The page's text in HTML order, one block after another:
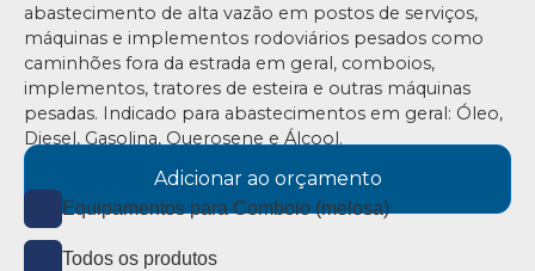
abastecimento de alta vazão em postos de serviços,
máquinas e implementos rodoviários pesados como
caminhões fora da estrada em geral, comboios,
implementos, tratores de esteira e outras máquinas
pesadas. Indicado para abastecimentos em geral: Óleo,
Diesel, Gasolina, Querosene e Álcool.
Adicionar ao orçamento
Equipamentos para Comboio (melosa)
Todos os produtos